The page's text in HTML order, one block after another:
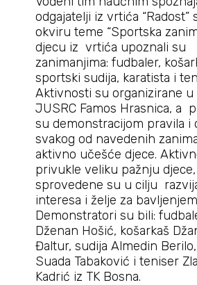
odgajatelji iz vrtića “Radost”
okviru teme “Sportska
djecu iz vrtića upoznali su
zanimanjima: fudbaler,
sportski sudija, karatista i
Aktivnosti su organizirane u
JUSRC Famos Hrasnica, a
su demonstracijom pravila i
svakog od navedenih
aktivno učešće djece.
privukle veliku pažnju djece,
sprovedene su u cilju
interesa i želje za
Demonstratori su bili:
Dženan Hošić, košarkaš
Đaltur, sudija Almedin
Suada Tabaković i teniser
Kadrić iz TK Bosna.